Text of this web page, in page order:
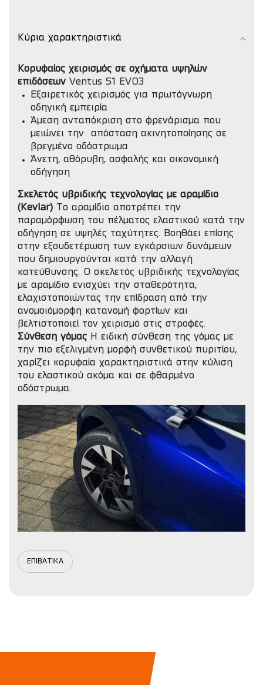
Κύρια χαρακτηριστικά
Κορυφαίος χειρισμός σε οχήματα υψηλών
επιδόσεων Ventus S1 EVO3
Εξαιρετικός χειρισμός για πρωτόγνωρη
οδηγική εμπειρία
Άμεση ανταπόκριση στο φρενάρισμα που
μειώνει την απόσταση ακινητοποίησης σε
βρεγμένο οδόστρωμα
Άνετη, αθόρυβη, ασφαλής και οικονομική
οδήγηση
Σκελετός υβριδικής τεχνολογίας με αραμίδιο
(Kevlar) Το αραμίδιο αποτρέπει την
παραμόρφωση του πέλματος ελαστικού κατά την
οδήγηση σε υψηλές ταχύτητες. Βοηθάει επίσης
στην εξουδετέρωση των εγκάρσιων δυνάμεων
που δημιουργούνται κατά την αλλαγή
κατεύθυνσης. Ο σκελετός υβριδικής τεχνολογίας
με αραμίδιο ενισχύει την σταθερότητα,
ελαχιστοποιώντας την επίδραση από την
ανομοιόμορφη κατανομή φορτίων και
βελτιστοποιεί τον χειρισμό στις στροφές.
Σύνθεση γόμας Η ειδική σύνθεση της γόμας με
την πιο εξελιγμένη μορφή συνθετικού πυριτίου,
χαρίζει κορυφαία χαρακτηριστικά στην κύλιση
του ελαστικού ακόμα και σε φθαρμένο
οδόστρωμα.
ΕΠΙΒΑΤΙΚΑ